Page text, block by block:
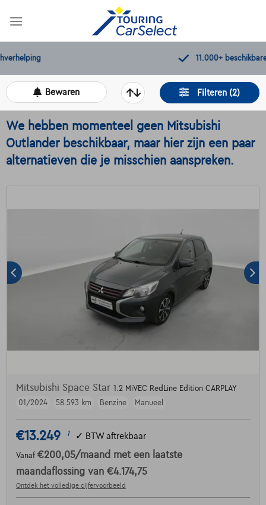
beschikbare wagens
Filteren (2)
Bewaren
We hebben momenteel geen Mitsubishi
Outlander beschikbaar, maar hier zijn een paar
alternatieven die je misschien aanspreken.
Mitsubishi Space Star 1.2 MiVEC RedLine Edition CARPLAY
01/2024
58.593 km Benzine Manueel
€13.249 1 ✓ BTW aftrekbaar
Vanaf €200,05/maand met een laatste
maandaflossing van €4.174,75
Ontdek het volledige cijfervoorbeeld